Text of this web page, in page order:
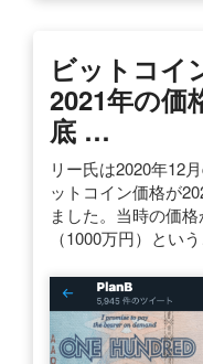
ビットコイ
2021年の価
底 …
リー氏は2020年12
ットコイン価格が
ました。当時の価
（1000万円）とい